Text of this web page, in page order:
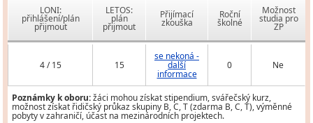
LONI:
přihlášení/plán
přijmout
LETOS:
plán
přijmout
Přijímací
zkouška
Roční
školné
Možnost
studia pro
ZP
4 / 15 15
se nekoná -
další
informace
0 Ne
Poznámky k oboru:žáci mohou získat stipendium, svářečský kurz,
možnost získat řidičský průkaz skupiny B, C, T (zdarma B, C, T), výměnné
pobyty v zahraničí, účast na mezinárodních projektech.